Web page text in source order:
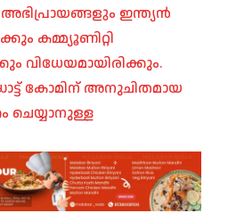
അഭിപ്രായങ്ങളും ഇന്ത്യൻ
കമ്മ്യൂണിറ്റി
വിധേയമായിരിക്കും.
കോമിന് അനുചിതമായ
ചെയ്യാനുള്ള